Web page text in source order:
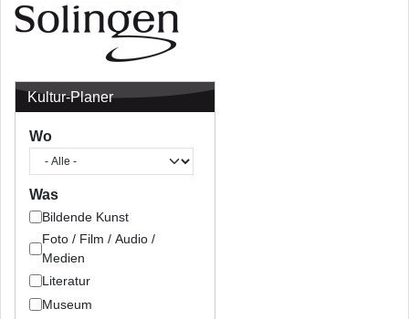
Kultur-Planer
Wo
Was
Bildende Kunst
Foto / Film / Audio /
Medien
Literatur
Museum